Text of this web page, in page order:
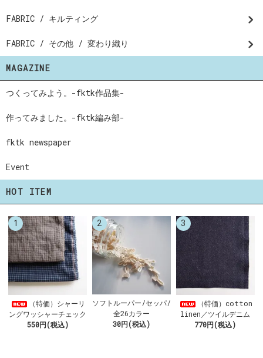
FABRIC / キルティング
FABRIC / その他 / 変わり織り
MAGAZINE
つくってみよう。-fktk作品集-
作ってみました。-fktk編み部-
fktk newspaper
Event
HOT ITEM
1
（特価）シャーリ
ングワッシャーチェック
550円(税込)
2
ソフトルーパー/セッパ/
全26カラー
30円(税込)
3
（特価）cotton
linen／ツイルデニム
770円(税込)